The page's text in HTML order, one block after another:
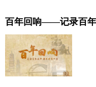
百年回响——记录百